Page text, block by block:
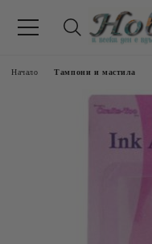
Начало Тампони и мастила